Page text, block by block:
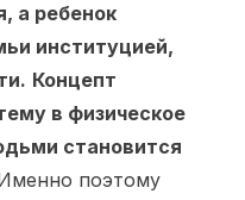
а ребенок
институцией,
Концепт
в физическое
становится
поэтому